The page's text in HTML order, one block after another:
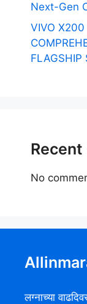
Next-Gen
VIVO X200
FLAGSHIP
No
लग्नाच्या